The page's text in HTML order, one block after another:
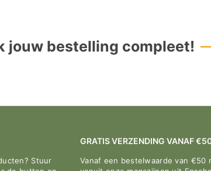
jouw bestelling compleet!
Stuur
GRATIS VERZENDING VANAF
Vanaf een bestelwaarde van